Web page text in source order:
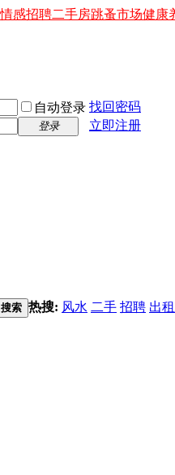
情感招聘二手房跳蚤市场健康
自动登录 找回密码
登录
立即注册
搜索 热搜: 风水 二手 招聘 出租